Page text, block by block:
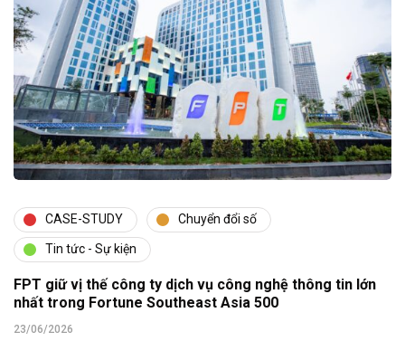
CASE-STUDY Chuyển đổi số
Tin tức - Sự kiện
FPT giữ vị thế công ty dịch vụ công nghệ thông tin lớn
nhất trong Fortune Southeast Asia 500
23/06/2026